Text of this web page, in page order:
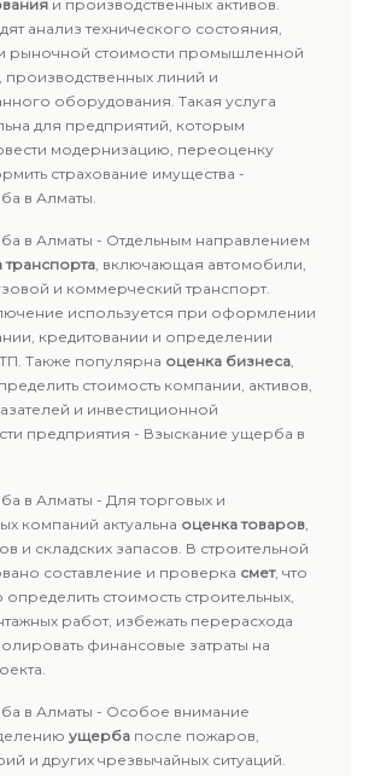
и производственных активов.
анализ технического состояния,
рыночной стоимости промышленной
производственных линий и
оборудования. Такая услуга
для предприятий, которым
модернизацию, переоценку
страхование имущества -
в Алматы.
в Алматы - Отдельным направлением
транспорта, включающая автомобили,
и коммерческий транспорт.
используется при оформлении
кредитовании и определении
Также популярна оценка бизнеса,
стоимость компании, активов,
и инвестиционной
предприятия - Взыскание ущерба в
в Алматы - Для торговых и
компаний актуальна оценка товаров,
и складских запасов. В строительной
составление и проверка смет, что
стоимость строительных,
работ, избежать перерасхода
финансовые затраты на
в Алматы - Особое внимание
ущерба после пожаров,
и других чрезвычайных ситуаций.